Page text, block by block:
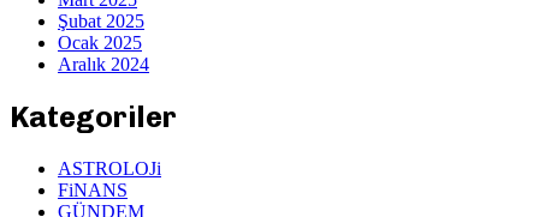
Şubat 2025
Ocak 2025
Aralık 2024
Kategoriler
ASTROLOJi
FiNANS
GÜNDEM